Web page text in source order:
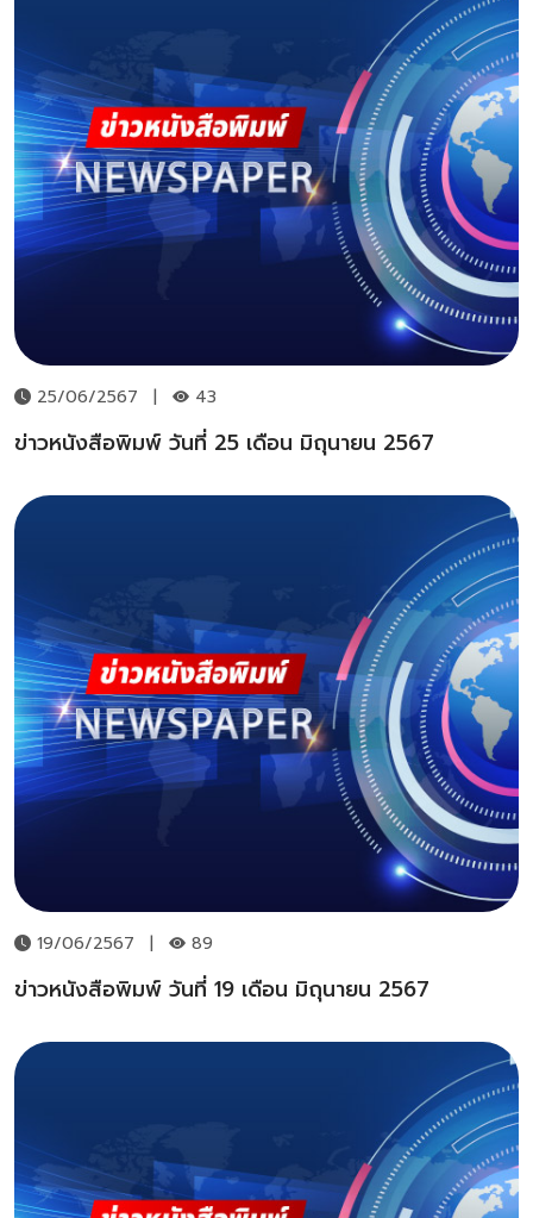
25/06/2567 | 43
ข่าวหนังสือพิมพ์ วันที่ 25 เดือน มิถุนายน 2567
19/06/2567 | 89
ข่าวหนังสือพิมพ์ วันที่ 19 เดือน มิถุนายน 2567